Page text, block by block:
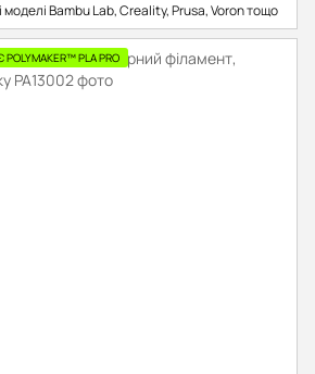
моделі Bambu Lab, Creality, Prusa, Voron тощо
PLA PRO